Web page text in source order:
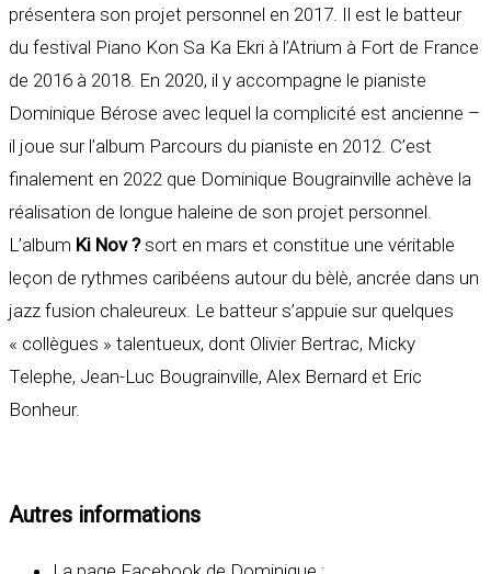
présentera son projet personnel en 2017. Il est le batteur
du festival Piano Kon Sa Ka Ekri à l’Atrium à Fort de France
de 2016 à 2018. En 2020, il y accompagne le pianiste
Dominique Bérose avec lequel la complicité est ancienne –
il joue sur l’album Parcours du pianiste en 2012. C’est
finalement en 2022 que Dominique Bougrainville achève la
réalisation de longue haleine de son projet personnel.
L’album Ki Nov ?sort en mars et constitue une véritable
leçon de rythmes caribéens autour du bèlè, ancrée dans un
jazz fusion chaleureux. Le batteur s’appuie sur quelques
« collègues » talentueux, dont Olivier Bertrac, Micky
Telephe, Jean-Luc Bougrainville, Alex Bernard et Eric
Bonheur.
Autres informations